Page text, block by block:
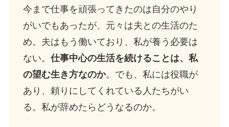
今まで仕事を頑張ってきたのは自分のやり
がいでもあったが、元々は夫との生活のた
め。夫はもう働いており、私が養う必要は
ない。 仕事中心の生活を続けることは、私
の望む生き方なのか。でも、私には役職が
あり、頼りにしてくれている人たちがい
る。私が辞めたらどうなるのか。